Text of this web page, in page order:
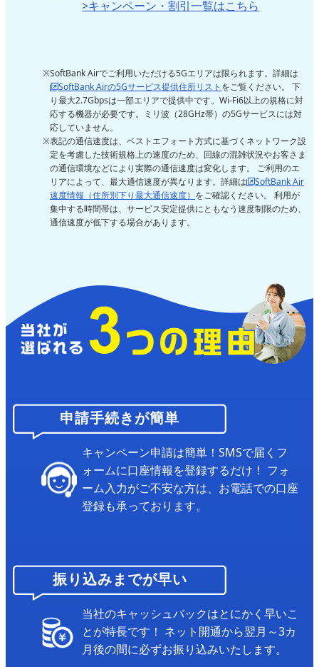
>キャンペーン・割引一覧はこちら
SoftBank Airでご利用いただける5Gエリアは限られます。詳細は
SoftBank Airの5Gサービス提供住所リスト をご覧ください。 下
り最大2.7Gbpsは一部エリアで提供中です。Wi-Fi6以上の規格に対
応する機器が必要です。ミリ波（28GHz帯）の5Gサービスには対
応していません。
表記の通信速度は、ベストエフォート方式に基づくネットワーク設
定を考慮した技術規格上の速度のため、回線の混雑状況やお客さま
の通信環境などにより実際の通信速度は変化します。 ご利用のエ
リアによって、最大通信速度が異なります。詳細は
SoftBank Air
速度情報（住所別下り最大通信速度） をご確認ください。 利用が
集中する時間帯は、サービス安定提供にともなう速度制限のため、
通信速度が低下する場合があります。
申請手続きが簡単
キャンペーン申請は簡単！SMSで届くフ
ォームに口座情報を登録するだけ！ フォ
ーム入力がご不安な方は、お電話での口座
登録も承っております。
振り込みまでが早い
当社のキャッシュバックはとにかく早いこ
とが特長です！ ネット開通から翌月～3カ
月後の間に必ずお振り込みいたします。